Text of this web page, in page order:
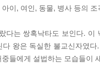
이, 여인, 동물, 병사 등의
다는 쌍혹낙타도 보인다.
다 왕은 독실한 불교신자였
들에게 설법하는 모습들이